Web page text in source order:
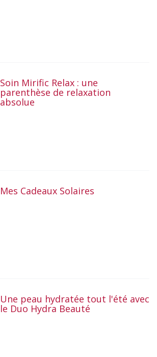
Soin Mirific Relax : une
parenthèse de relaxation
absolue
Mes Cadeaux Solaires
Une peau hydratée tout l'été avec
le Duo Hydra Beauté